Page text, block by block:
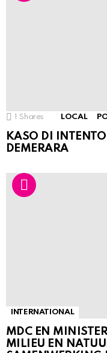
Shares LOCAL
KASO DI
DEMERARA
INTERNATIONAL
MDC EN
MILIEU EN